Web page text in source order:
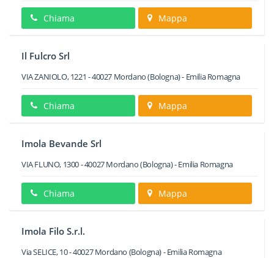
Chiama Mappa
Il Fulcro Srl
VIA ZANIOLO, 1221 -40027 Mordano(Bologna) - Emilia Romagna
Chiama Mappa
Imola Bevande Srl
VIA FLUNO, 1300-40027Mordano(Bologna) -Emilia Romagna
Chiama Mappa
Imola Filo S.r.l.
Via SELICE, 10-40027 Mordano (Bologna) -Emilia Romagna